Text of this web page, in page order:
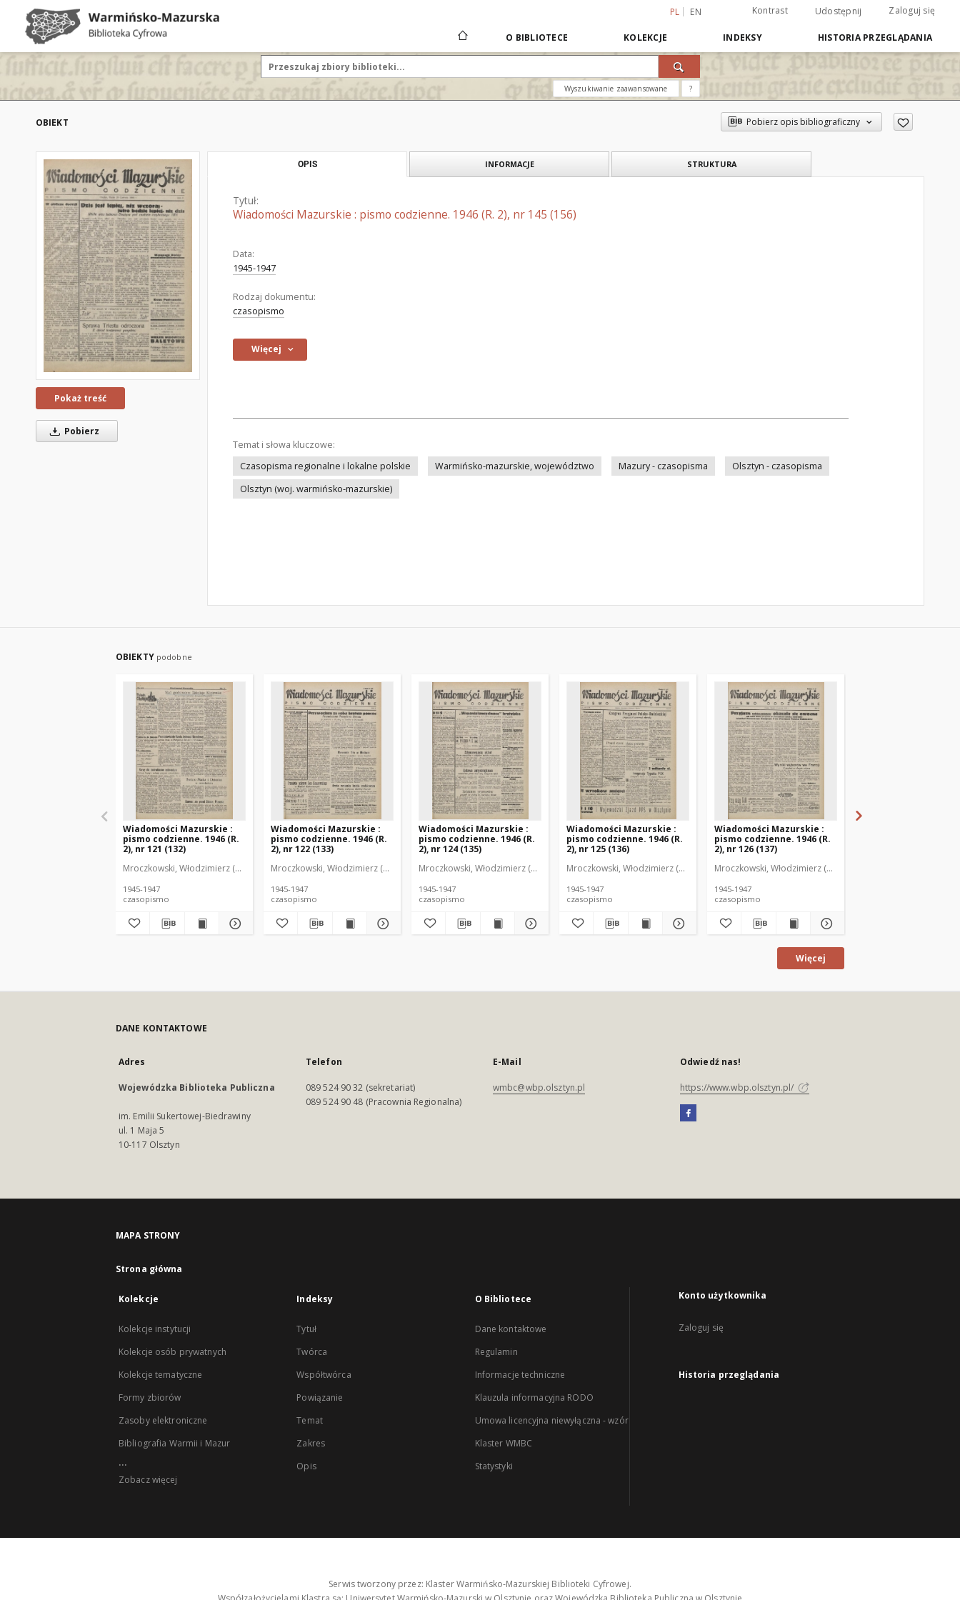
PL EN Kontrast Udostępnij Zaloguj się
O BIBLIOTECE KOLEKCJE INDEKSY HISTORIA PRZEGLĄDANIA
Wyszukiwanie zaawansowane ?
OBIEKT Pobierz opis bibliograficzny
Pokaż treść
Pobierz
OPIS INFORMACJE STRUKTURA
Tytuł:
Wiadomości Mazurskie : pismo codzienne. 1946 (R. 2), nr 145 (156)
Data:
1945-1947
Rodzaj dokumentu:
czasopismo
Więcej
Temat i słowa kluczowe:
Czasopisma regionalne i lokalne polskie
Warmińsko-mazurskie, województwo Mazury - czasopisma
Olsztyn - czasopisma
Olsztyn (woj. warmińsko-mazurskie)
OBIEKTY podobne
Wiadomości Mazurskie :
pismo codzienne. 1946 (R.
2), nr 121 (132)
Mroczkowski, Włodzimierz (1902-1971). Redaktor
1945-1947
czasopismo
Wiadomości Mazurskie :
pismo codzienne. 1946 (R.
2), nr 122 (133)
Mroczkowski, Włodzimierz (1902-1971). Redaktor
1945-1947
czasopismo
Wiadomości Mazurskie :
pismo codzienne. 1946 (R.
2), nr 124 (135)
Mroczkowski, Włodzimierz (1902-1971). Redaktor
1945-1947
czasopismo
Wiadomości Mazurskie :
pismo codzienne. 1946 (R.
2), nr 125 (136)
Mroczkowski, Włodzimierz (1902-1971). Redaktor
1945-1947
czasopismo
Wiadomości Mazurskie :
pismo codzienne. 1946 (R.
2), nr 126 (137)
Mroczkowski, Włodzimierz (1902-1971). Redaktor
1945-1947
czasopismo
Więcej
DANE KONTAKTOWE
Adres
Wojewódzka Biblioteka Publiczna
im. Emilii Sukertowej-Biedrawiny
ul. 1 Maja 5
10-117 Olsztyn
Telefon
089 524 90 32 (sekretariat)
089 524 90 48 (Pracownia Regionalna)
E-Mail
wmbc@wbp.olsztyn.pl
Odwiedź nas!
https://www.wbp.olsztyn.pl/
MAPA STRONY
Strona główna
Kolekcje
Kolekcje instytucji
Kolekcje osób prywatnych
Kolekcje tematyczne
Formy zbiorów
Zasoby elektroniczne
Bibliografia Warmii i Mazur
...
Zobacz więcej
Indeksy
Tytuł
Twórca
Współtwórca
Powiązanie
Temat
Zakres
Opis
O Bibliotece
Dane kontaktowe
Regulamin
Informacje techniczne
Klauzula informacyjna RODO
Umowa licencyjna niewyłączna - wzór
Klaster WMBC
Statystyki
Konto użytkownika
Zaloguj się
Historia przeglądania
Serwis tworzony przez: Klaster Warmińsko-Mazurskiej Biblioteki Cyfrowej.